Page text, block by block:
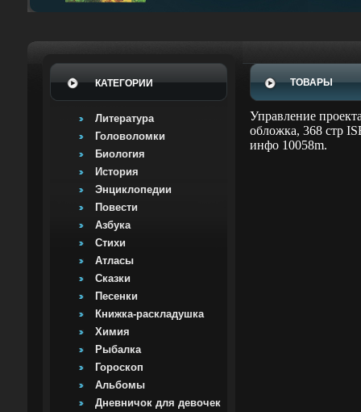
КАТЕГОРИИ
Литература
Головоломки
Биология
История
Энциклопедии
Повести
Азбука
Стихи
Атласы
Сказки
Песенки
Книжка-раскладушка
Химия
Рыбалка
Гороскоп
Альбомы
Дневничок для девочек
ТОВАРЫ
Управление
обложка, 368 стр
инфо 10058m.